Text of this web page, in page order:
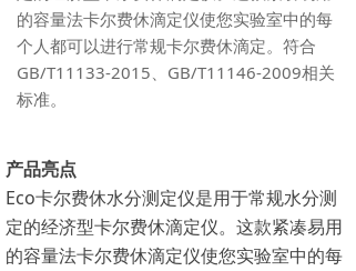
的容量法卡尔费休滴定仪使您实验室中的每
个人都可以进行常规卡尔费休滴定。符合
GB/T11133-2015、GB/T11146-2009相关
标准。
产品亮点
Eco卡尔费休水分测定仪是用于常规水分测
定的经济型卡尔费休滴定仪。这款紧凑易用
的容量法卡尔费休滴定仪使您实验室中的每